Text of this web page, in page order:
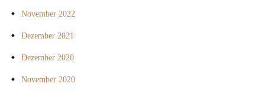
November 2022
Dezember 2021
Dezember 2020
November 2020